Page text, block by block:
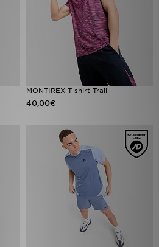
MONTIREX T-shirt Trail
40,00€